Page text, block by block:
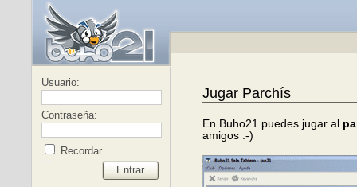
Usuario:
Contraseña:
Recordar
Entrar
Jugar Parchís
En Buho21 puedes jugar al
amigos :-)